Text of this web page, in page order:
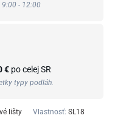
9:00 - 12:00
€ po celej SR
typy podláh.
lišty Vlastnosť: SL18